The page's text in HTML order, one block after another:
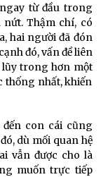
từ đầu trong
nứt. Thậm chí, có
hai người đã đón
đó, vấn đề liên
lũy trong hơn một
thống nhất, khiến
con cái cũng
dù mối quan hệ
vẫn được cho là
muốn trực tiếp